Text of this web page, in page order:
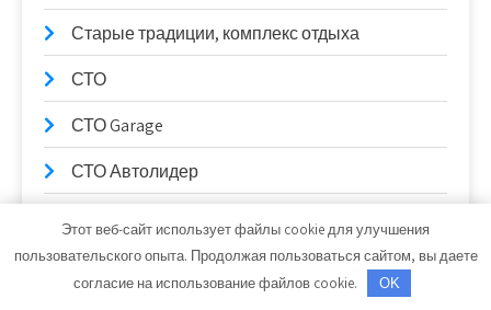
Старые традиции, комплекс отдыха
СТО
СТО Garage
СТО Автолидер
СТО Трембачева
Этот веб-сайт использует файлы cookie для улучшения
пользовательского опыта. Продолжая пользоваться сайтом, вы даете
согласие на использование файлов cookie.
OK